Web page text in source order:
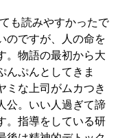
も読みやすかったで
のですが、人の命を
。物語の最初から大
んぷんとしてきま
ミな上司がムカつき
公。いい人過ぎて諦
。指導をしている研